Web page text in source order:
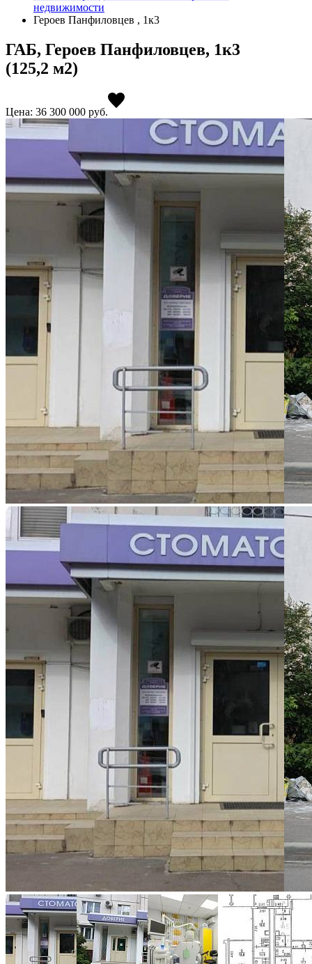
недвижимости
Героев Панфиловцев , 1к3
ГАБ, Героев Панфиловцев, 1к3
(125,2 м2)
Цена: 36 300 000 руб.